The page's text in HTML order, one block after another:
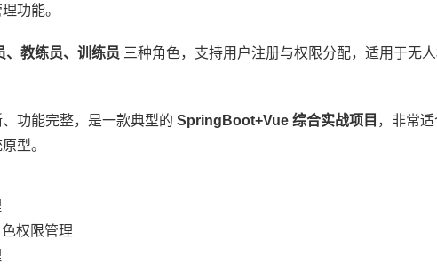
功能。
、教练员、训练员 三种角色，支持用户注册与权限分配，适用于无
功能完整，是一款典型的 SpringBoot+Vue 综合实战项目 ，非常
型。
权限管理